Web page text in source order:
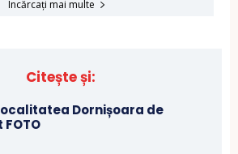
Încărcați mai multe
Citește și:
Dornișoara de